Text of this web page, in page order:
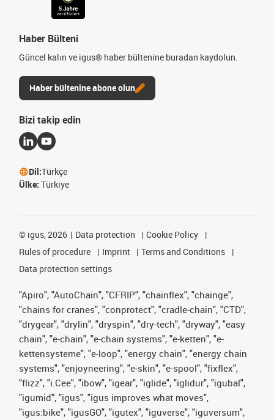
Haber Bülteni
Güncel kalın ve igus® haber bültenine buradan kaydolun.
Haber bültenine abone olun
Bizi takip edin
Dil:Türkçe
Ülke: Türkiye
© igus, 2026 Data protection
Cookie Policy
Rules of procedure
Imprint
Terms and Conditions
Data protection settings
"Apiro", "AutoChain", "CFRIP", "chainflex", "chainge",
"chains for cranes", "conprotect", "cradle-chain", "CTD",
"drygear", "drylin", "dryspin", "dry-tech", "dryway", "easy
chain", "e-chain", "e-chain systems", "e-ketten", "e-
kettensysteme", "e-loop", "energy chain", "energy chain
systems", "enjoyneering", "e-skin", "e-spool", "fixflex",
"flizz", "i.Cee", "ibow", "igear", "iglide", "iglidur", "igubal",
"igumid", "igus", "igus improves what moves",
"igus:bike", "igusGO", "igutex", "iguverse", "iguversum",